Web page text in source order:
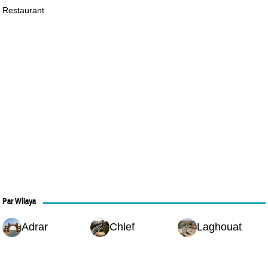
Restaurant
Par Wilaya
Adrar Chlef Laghouat